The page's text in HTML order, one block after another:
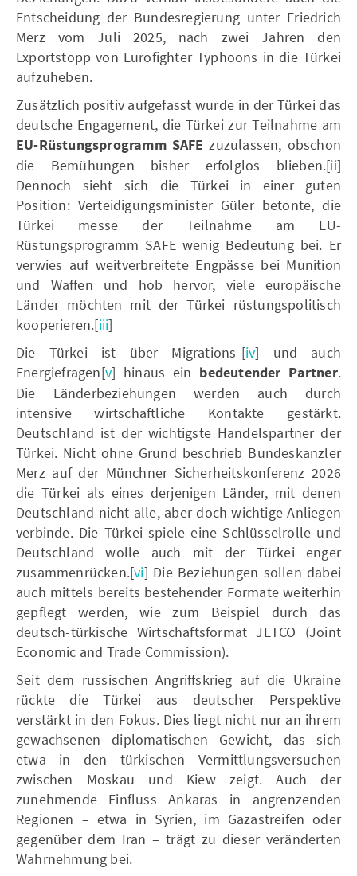
Entscheidung der Bundesregierung unter Friedrich
Merz vom Juli 2025, nach zwei Jahren den
Exportstopp von Eurofighter Typhoons in die Türkei
aufzuheben.
Zusätzlich positiv aufgefasst wurde in der Türkei das
deutsche Engagement, die Türkei zur Teilnahme am
EU-Rüstungsprogramm SAFE zuzulassen, obschon
die Bemühungen bisher erfolglos blieben.[ii]
Dennoch sieht sich die Türkei in einer guten
Position: Verteidigungsminister Güler betonte, die
Türkei messe der Teilnahme am EU-
Rüstungsprogramm SAFE wenig Bedeutung bei. Er
verwies auf weitverbreitete Engpässe bei Munition
und Waffen und hob hervor, viele europäische
Länder möchten mit der Türkei rüstungspolitisch
kooperieren.[iii]
Die Türkei ist über Migrations-[iv] und auch
Energiefragen[v] hinaus ein bedeutender Partner.
Die Länderbeziehungen werden auch durch
intensive wirtschaftliche Kontakte gestärkt.
Deutschland ist der wichtigste Handelspartner der
Türkei. Nicht ohne Grund beschrieb Bundeskanzler
Merz auf der Münchner Sicherheitskonferenz 2026
die Türkei als eines derjenigen Länder, mit denen
Deutschland nicht alle, aber doch wichtige Anliegen
verbinde. Die Türkei spiele eine Schlüsselrolle und
Deutschland wolle auch mit der Türkei enger
zusammenrücken.[vi] Die Beziehungen sollen dabei
auch mittels bereits bestehender Formate weiterhin
gepflegt werden, wie zum Beispiel durch das
deutsch-türkische Wirtschaftsformat JETCO (Joint
Economic and Trade Commission).
Seit dem russischen Angriffskrieg auf die Ukraine
rückte die Türkei aus deutscher Perspektive
verstärkt in den Fokus. Dies liegt nicht nur an ihrem
gewachsenen diplomatischen Gewicht, das sich
etwa in den türkischen Vermittlungsversuchen
zwischen Moskau und Kiew zeigt. Auch der
zunehmende Einfluss Ankaras in angrenzenden
Regionen – etwa in Syrien, im Gazastreifen oder
gegenüber dem Iran – trägt zu dieser veränderten
Wahrnehmung bei.